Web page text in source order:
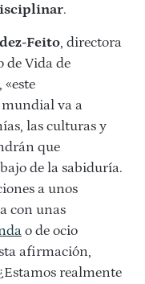
.
Feito, directora
de Vida de
va a
las culturas y
que
de la sabiduría.
a unos
con unas
o de ocio
afirmación,
realmente